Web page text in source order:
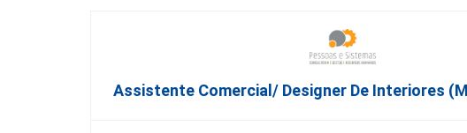
Assistente Comercial/ Designer De Interiores